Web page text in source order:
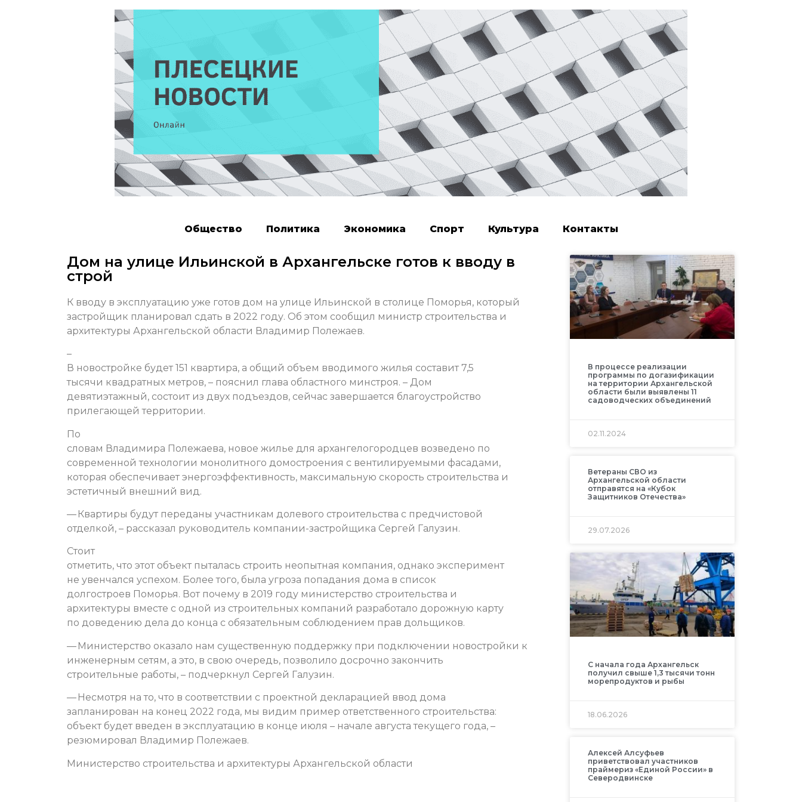
Общество Политика Экономика Спорт Культура Контакты
Дом на улице Ильинской в Архангельске готов к вводу в
строй
К вводу в эксплуатацию уже готов дом на улице Ильинской в столице Поморья, который
застройщик планировал сдать в 2022 году. Об этом сообщил министр строительства и
архитектуры Архангельской области Владимир Полежаев.
–
В новостройке будет 151 квартира, а общий объем вводимого жилья составит 7,5
тысячи квадратных метров, – пояснил глава областного минстроя. – Дом
девятиэтажный, состоит из двух подъездов, сейчас завершается благоустройство
прилегающей территории.
По
словам Владимира Полежаева, новое жилье для архангелогородцев возведено по
современной технологии монолитного домостроения с вентилируемыми фасадами,
которая обеспечивает энергоэффективность, максимальную скорость строительства и
эстетичный внешний вид.
— Квартиры будут переданы участникам долевого строительства с предчистовой
отделкой, – рассказал руководитель компании-застройщика Сергей Галузин.
Стоит
отметить, что этот объект пыталась строить неопытная компания, однако эксперимент
не увенчался успехом. Более того, была угроза попадания дома в список
долгостроев Поморья. Вот почему в 2019 году министерство строительства и
архитектуры вместе с одной из строительных компаний разработало дорожную карту
по доведению дела до конца с обязательным соблюдением прав дольщиков.
— Министерство оказало нам существенную поддержку при подключении новостройки к
инженерным сетям, а это, в свою очередь, позволило досрочно закончить
строительные работы, – подчеркнул Сергей Галузин.
— Несмотря на то, что в соответствии с проектной декларацией ввод дома
запланирован на конец 2022 года, мы видим пример ответственного строительства:
объект будет введен в эксплуатацию в конце июля – начале августа текущего года, –
резюмировал Владимир Полежаев.
Министерство строительства и архитектуры Архангельской области
В процессе реализации
программы по догазификации
на территории Архангельской
области были выявлены 11
садоводческих объединений
02.11.2024
Ветераны СВО из
Архангельской области
отправятся на «Кубок
Защитников Отечества»
29.07.2026
С начала года Архангельск
получил свыше 1,3 тысячи тонн
морепродуктов и рыбы
18.06.2026
Алексей Алсуфьев
приветствовал участников
праймериз «Единой России» в
Северодвинске